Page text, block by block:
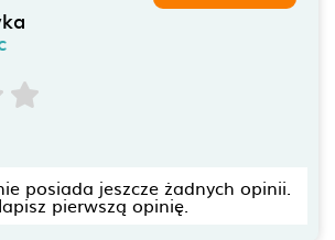
posiada jeszcze żadnych opinii.
pierwszą opinię.